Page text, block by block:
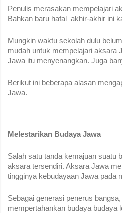
Penulis merasakan mempelajari
Bahkan baru hafal  akhir-akhir ini
Mungkin waktu sekolah dulu
mudah untuk mempelajari aksara
Jawa itu menyenangkan. Juga
Berikut ini beberapa alasan
Jawa.
Melestarikan Budaya Jawa
Salah satu tanda kemajuan suatu
aksara tersendiri. Aksara Jawa
tingginya kebudayaan Jawa pada
Sebagai generasi penerus
mempertahankan budaya budaya